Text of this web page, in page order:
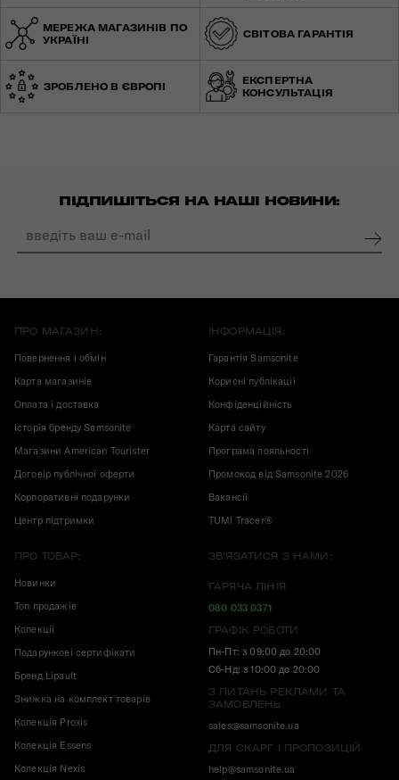
МЕРЕЖА МАГАЗИНІВ ПО
УКРАЇНІ
СВІТОВА ГАРАНТІЯ
ЗРОБЛЕНО В ЄВРОПІ
ЕКСПЕРТНА
КОНСУЛЬТАЦІЯ
ПІДПИШІТЬСЯ НА НАШІ НОВИНИ:
ПРО МАГАЗИН:
Повернення і обмін
Карта магазинів
Оплата і доставка
Історія бренду Samsonite
Магазини American Tourister
Договір публічної оферти
Корпоративні подарунки
Центр підтримки
ІНФОРМАЦІЯ:
Гарантія Samsonite
Корисні публікації
Конфіденційність
Карта сайту
Програма лояльності
Промокод від Samsonite 2026
Вакансії
TUMI Tracer®
ПРО ТОВАР:
Новинки
Топ продажів
Колекції
Подарункові сертифікати
Бренд Lipault
Знижка на комплект товарів
Колекція Proxis
Колекція Essens
Колекція Nexis
ЗВ'ЯЗАТИСЯ З НАМИ:
ГАРЯЧА ЛІНІЯ
080 033 0371
ГРАФІК РОБОТИ
Пн-Пт: з 09:00 до 20:00
Сб-Нд: з 10:00 до 20:00
З ПИТАНЬ РЕКЛАМИ ТА
ЗАМОВЛЕНЬ
sales@samsonite.ua
ДЛЯ СКАРГ І ПРОПОЗИЦІЙ
help@samsonite.ua